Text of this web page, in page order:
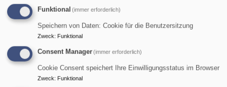
Betreff
Funktional (immer erforderlich)
Speichern von Daten: Cookie für die Benutzersitzung
Zweck: Funktional
Consent Manager(immer erforderlich)
Cookie Consent speichert Ihre Einwilligungsstatus im Browser
Zweck: Funktional